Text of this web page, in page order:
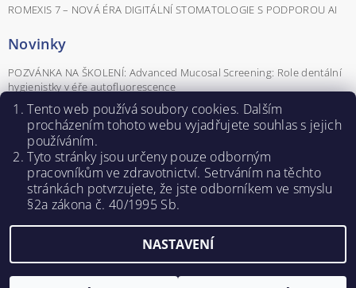
ROMEXIS 7 – NOVÁ ÉRA DIGITÁLNÍ STOMATOLOGIE S PODPOROU AI
Novinky
POZVÁNKA NA ŠKOLENÍ: Advanced Mucosal Screening: Role dentální
hygienistky v éře autofluorescence
POZVÁNKA NA ŠKOLENÍ Parodontologické minimum pro praxi aneb
parodontologie od A do Z
Záznamy z webinářů - Naučte se pracovat se softwarem Romexis®.
POZVÁNKA NA ŠKOLENÍ PRO DENTÁLNÍ HYGIENISTKY
ROZHOVOR: KLÁRA NOVÁ – DENTÁLNÍ HYGIENISTKA A SDA
ŠKOLITELKA
2026 ©PRODENTA s.r.o., všechna práva vyhrazenaUpravit nastavení cookies
Tento web používá soubory cookies. Dalším
procházením tohoto webu vyjadřujete souhlas s jejich
používáním.
Tyto stránky jsou určeny pouze odborným
pracovníkům ve zdravotnictví. Setrváním na těchto
stránkách potvrzujete, že jste odborníkem ve smyslu
§2a zákona č. 40/1995 Sb.
NASTAVENÍ